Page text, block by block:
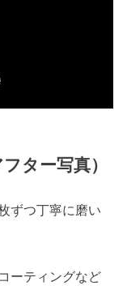
ター写真）
ずつ丁寧に磨い
ーティングなど